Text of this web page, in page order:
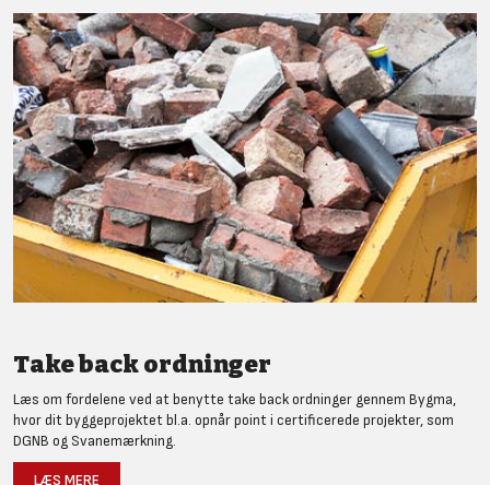
Take back ordninger
Læs om fordelene ved at benytte take back ordninger gennem Bygma,
hvor dit byggeprojektet bl.a. opnår point i certificerede projekter, som
DGNB og Svanemærkning.
LÆS MERE